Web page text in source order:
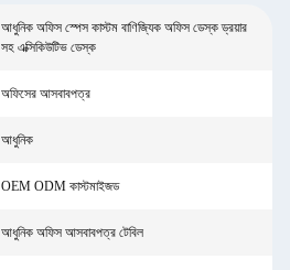
আধুনিক অফিস স্পেস কাস্টম বাণিজ্যিক অফিস ডেস্ক ড্রয়ার
সহ এক্সিকিউটিভ ডেস্ক
অফিসের আসবাবপত্র
আধুনিক
OEM ODM কাস্টমাইজড
আধুনিক অফিস আসবাবপত্র টেবিল